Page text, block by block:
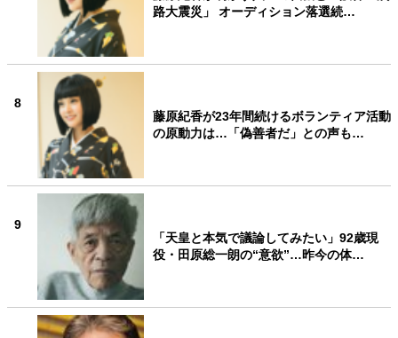
路大震災」 オーディション落選続…
8
藤原紀香が23年間続けるボランティア活動
の原動力は…「偽善者だ」との声も…
9
「天皇と本気で議論してみたい」92歳現
役・田原総一朗の“意欲”…昨今の体…